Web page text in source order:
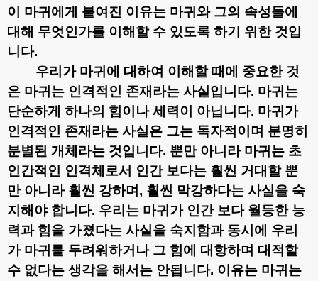
이 마귀에게 붙여진 이유는 마귀와 그의 속성들에
대해 무엇인가를 이해할 수 있도록 하기 위한 것입
니다.
우리가 마귀에 대하여 이해할 때에 중요한 것
은 마귀는 인격적인 존재라는 사실입니다. 마귀는
단순하게 하나의 힘이나 세력이 아닙니다. 마귀가
인격적인 존재라는 사실은 그는 독자적이며 분명히
분별된 개체라는 것입니다. 뿐만 아니라 마귀는 초
인간적인 인격체로서 인간 보다는 훨씬 거대할 뿐
만 아니라 훨씬 강하며 , 훨씬 막강하다는 사실을 숙
지해야 합니다. 우리는 마귀가 인간 보다 월등한 능
력과 힘을 가졌다는 사실을 숙지함과 동시에 우리
가 마귀를 두려워하거나 그 힘에 대항하며 대적할
수 없다는 생각을 해서는 안됩니다. 이유는 마귀는